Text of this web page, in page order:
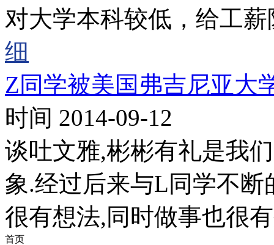
对大学本科较低，给工
细
Z同学被美国弗吉尼亚大
时间 2014-09-12
谈吐文雅,彬彬有礼是我
象.经过后来与L同学不
很有想法,同时做事也很
首页